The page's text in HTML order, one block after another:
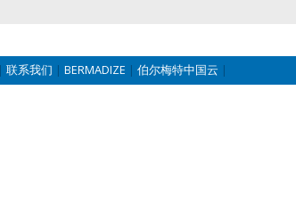
联系我们 BERMADIZE 伯尔梅特中国云